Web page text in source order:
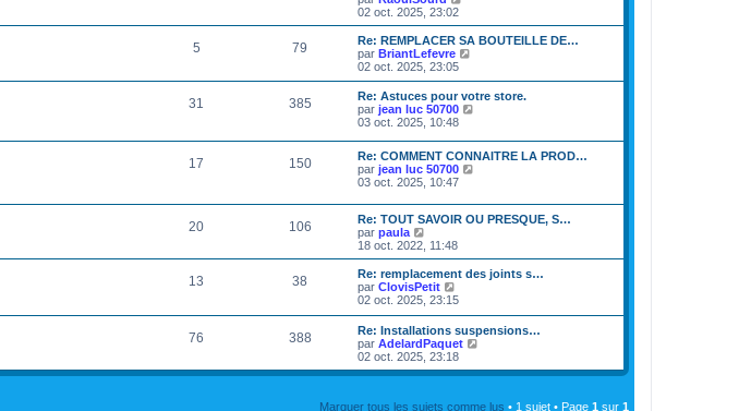
e
d
e
r
n
i
e
r
m
e
s
s
a
g
e
i
r
l
e
r
n
e
r
m
s
a
02 oct. 2025, 23:02
5 79
Re: REMPLACER SA BOUTEILLE DE…
par BriantLefevre
i
r
l
e
e
r
n
r
m
s
a
02 oct. 2025, 23:05
31 385
Re: Astuces pour votre store.
par jean luc 50700
l
r
n
m
s
a
g
03 oct. 2025, 10:48
17 150
Re: COMMENT CONNAITRE LA PROD…
par jean luc 50700
r
l
e
r
m
e
s
g
03 oct. 2025, 10:47
20 106
Re: TOUT SAVOIR OU PRESQUE, S…
par paula
o
i
r
l
e
r
n
e
m
18 oct. 2022, 11:48
13 38
Re: remplacement des joints s…
par ClovisPetit
o
l
e
d
e
n
02 oct. 2025, 23:15
76 388
Re: Installations suspensions…
par AdelardPaquet
i
e
02 oct. 2025, 23:18
Marquer tous les sujets comme lus • 1 sujet • Page 1 sur 1